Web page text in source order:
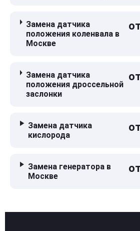
Замена датчика
положения коленвала в
Москве
Замена датчика
положения дроссельной
заслонки
Замена датчика
кислорода
Замена генератора в
Москве